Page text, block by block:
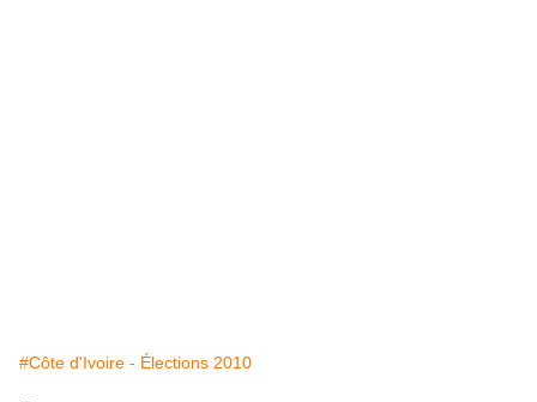
#Côte d'Ivoire - Élections 2010